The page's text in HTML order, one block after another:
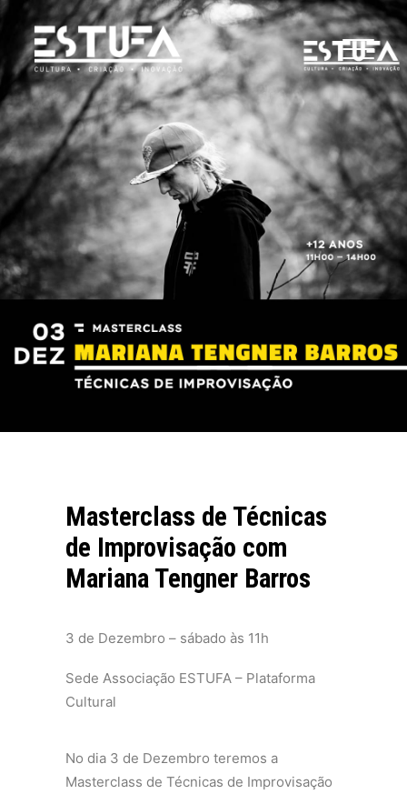
Masterclass de Técnicas
de Improvisação com
Mariana Tengner Barros
3 de Dezembro – sábado às 11h
Sede Associação ESTUFA – Plataforma
Cultural
No dia 3 de Dezembro teremos a
Masterclass de Técnicas de Improvisação